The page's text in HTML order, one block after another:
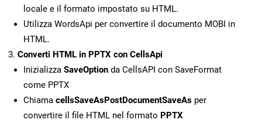
locale e il formato impostato su HTML.
Utilizza WordsApi per convertire il documento MOBI in
HTML.
Converti HTML in PPTX con CellsApi
Inizializza SaveOption da CellsAPI con SaveFormat
come PPTX
Chiama cellsSaveAsPostDocumentSaveAs per
convertire il file HTML nel formato PPTX